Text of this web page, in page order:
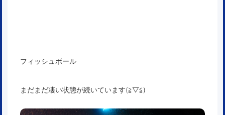
フィッシュボール
まだまだ凄い状態が続いています(≧▽≦)